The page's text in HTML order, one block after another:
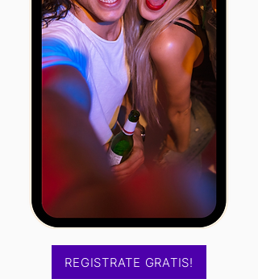
REGISTRATE GRATIS!